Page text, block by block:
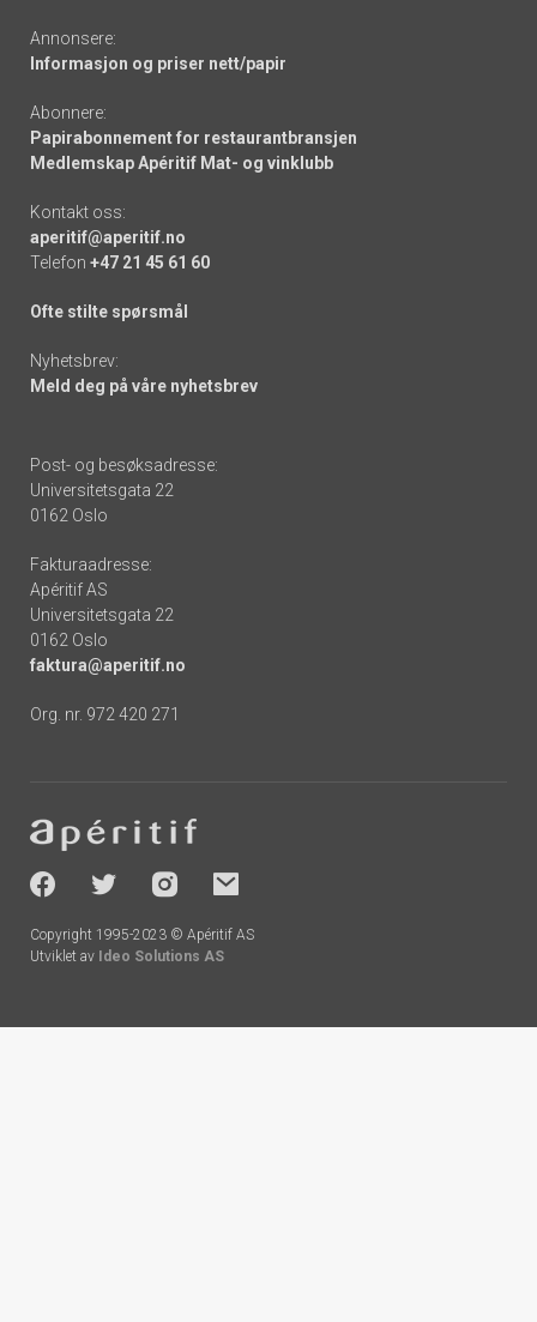
Annonsere:
Informasjon og priser nett/papir
Abonnere:
Papirabonnement for restaurantbransjen
Medlemskap Apéritif Mat- og vinklubb
Kontakt oss:
aperitif@aperitif.no
Telefon +47 21 45 61 60
Ofte stilte spørsmål
Nyhetsbrev:
Meld deg på våre nyhetsbrev
Post- og besøksadresse:
Universitetsgata 22
0162 Oslo
Fakturaadresse:
Apéritif AS
Universitetsgata 22
0162 Oslo
faktura@aperitif.no
Org. nr. 972 420 271
-
socials
Copyright 1995-2023 © Apéritif AS
Utviklet av Ideo Solutions AS